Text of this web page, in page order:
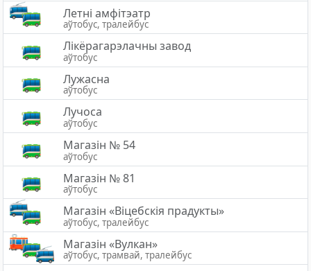
Летні амфітэатр
аўтобус, тралейбус
Лікёрагарэлачны завод
аўтобус
Лужасна
аўтобус
Лучоса
аўтобус
Магазін № 54
аўтобус
Магазін № 81
аўтобус
Магазiн «Вiцебскiя прадукты»
аўтобус, тралейбус
Магазін «Вулкан»
аўтобус, трамвай, тралейбус